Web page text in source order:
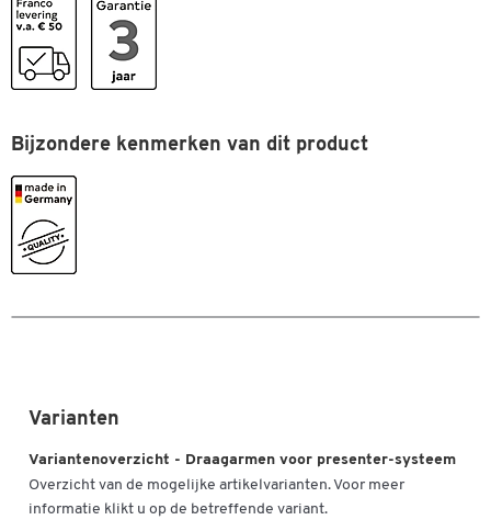
Bijzondere kenmerken van dit product
Varianten
Variantenoverzicht - Draagarmen voor presenter-systeem
Overzicht van de mogelijke artikelvarianten. Voor meer
informatie klikt u op de betreffende variant.